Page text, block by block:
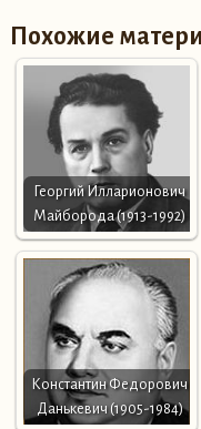
Похожие
Георгий Илларионович
Майборода (1913-1992)
Константин Федорович
Данькевич (1905-1984)